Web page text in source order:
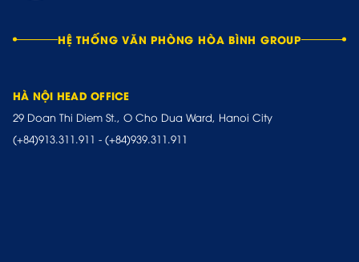
HỆ THỐNG VĂN PHÒNG HÒA BÌNH GROUP
HÀ NỘI HEAD OFFICE
29 Doan Thi Diem St., O Cho Dua Ward, Hanoi City
(+84)913.311.911 - (+84)939.311.911